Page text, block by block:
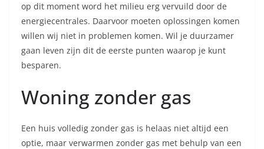
op dit moment word het milieu erg vervuild door de
energiecentrales. Daarvoor moeten oplossingen komen
willen wij niet in problemen komen. Wil je duurzamer
gaan leven zijn dit de eerste punten waarop je kunt
besparen.
Woning zonder gas
Een huis volledig zonder gas is helaas niet altijd een
optie, maar verwarmen zonder gas met behulp van een